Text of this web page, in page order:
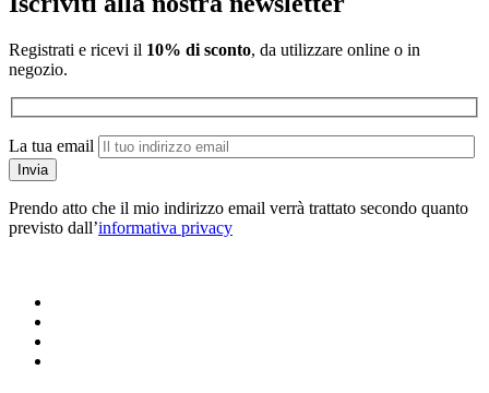
Registrati e ricevi il 10% di sconto, da utilizzare online o in
negozio.
La tua email
Prendo atto che il mio indirizzo email verrà trattato secondo quanto
previsto dall’informativa privacy